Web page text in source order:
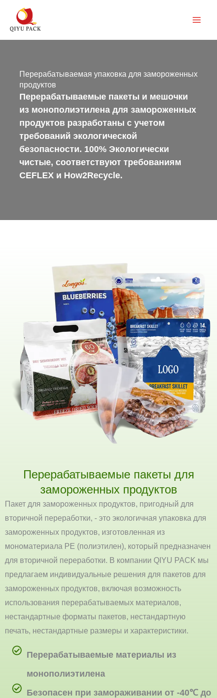
Перейти
содержимому
Перерабатываемая упаковка для замороженных
продуктов
Перерабатываемые пакеты и мешочки
из монополиэтилена для замороженных
продуктов разработаны с учетом
требований экологической
безопасности. 100% Экологически
чистые, соответствуют требованиям
CEFLEX и How2Recycle.
Перерабатываемые пакеты для
замороженных продуктов
Пакет для замороженных продуктов, пригодный для
вторичной переработки, - это экологичная упаковка для
замороженных продуктов, изготовленная из
мономатериала PE (полиэтилен), который предназначен
для вторичной переработки. В компании QIYU PACK мы
предлагаем индивидуальные решения для пакетов для
замороженных продуктов, включая возможность
использования перерабатываемых материалов,
нестандартные форматы пакетов, нестандартную
печать, нестандартные размеры и характеристики.
Перерабатываемые материалы из
монополиэтилена
Безопасен при замораживании от -40℃ до